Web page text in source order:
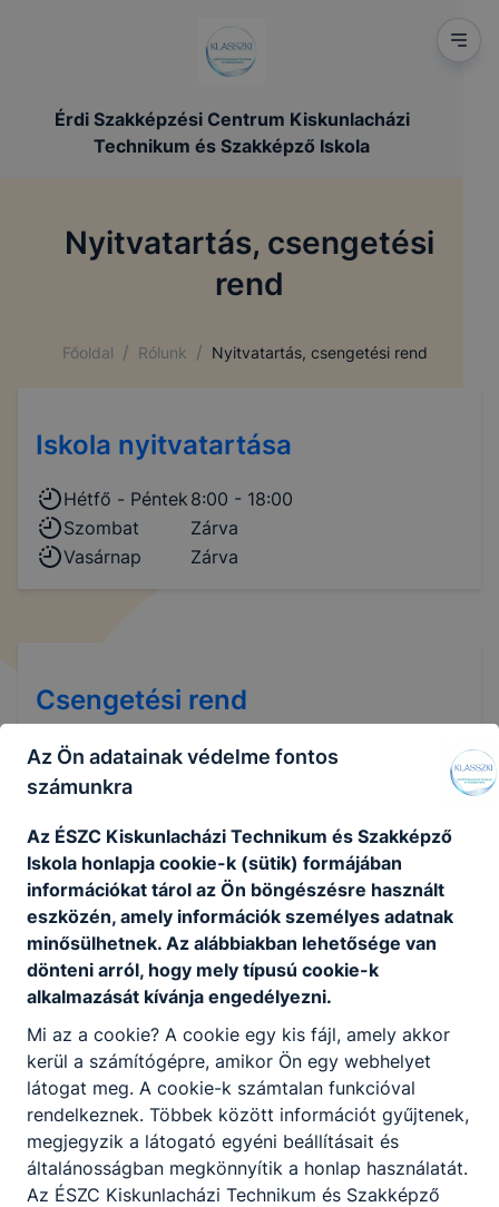
Érdi Szakképzési Centrum Kiskunlacházi
Technikum és Szakképző Iskola
Nyitvatartás, csengetési
rend
Főoldal / Rólunk / Nyitvatartás, csengetési rend
Iskola nyitvatartása
Hétfő - Péntek 8:00 - 18:00
Szombat
Zárva
Vasárnap
Zárva
Csengetési rend
Normál
0. óra
07:10 - 07:55
1. óra 08:00 - 08:45
2. óra08:55 - 09:40
3. óra09:50- 10:35
4. óra10:45 - 11:30
5. óra11:50 - 12:35
6. óra 12:40 - 13:25
7. óra 13:30 - 14:15
8. óra 14:20 - 15:05
Rövidített
0. óra07:20 - 07:55
1. óra 08:00 - 08:35
2. óra08:40 - 09:15
Az Ön adatainak védelme fontos
számunkra
Az ÉSZC Kiskunlacházi Technikum és Szakképző
Iskola honlapja cookie-k (sütik) formájában
információkat tárol az Ön böngészésre használt
eszközén, amely információk személyes adatnak
minősülhetnek. Az alábbiakban lehetősége van
dönteni arról, hogy mely típusú cookie-k
alkalmazását kívánja engedélyezni.
Mi az a cookie? A cookie egy kis fájl, amely akkor
kerül a számítógépre, amikor Ön egy webhelyet
látogat meg. A cookie-k számtalan funkcióval
rendelkeznek. Többek között információt gyűjtenek,
megjegyzik a látogató egyéni beállításait és
általánosságban megkönnyítik a honlap használatát.
Az ÉSZC Kiskunlacházi Technikum és Szakképző